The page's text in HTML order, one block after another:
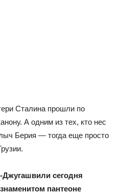
Сталина прошли по
А одним из тех, кто нес
Берия — тогда еще просто
Джугашвили сегодня
пантеоне